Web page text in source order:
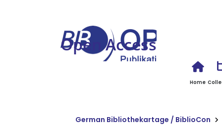
Open Access
Home
German Bibliothekartage / BiblioCon